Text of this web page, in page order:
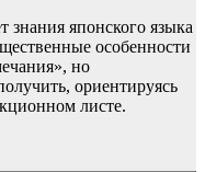
знания японского языка
особенности
но
ориентируясь
листе.